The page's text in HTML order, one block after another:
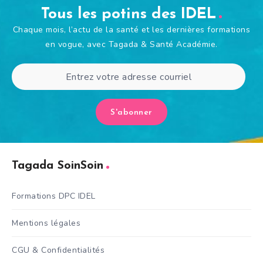
Tous les potins des IDEL
Chaque mois, l’actu de la santé et les dernières formations
en vogue, avec Tagada & Santé Académie.
S'abonner
Tagada SoinSoin
Formations DPC IDEL
Mentions légales
CGU & Confidentialités